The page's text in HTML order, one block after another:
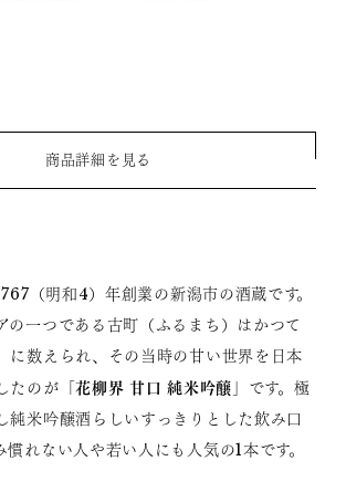
商品詳細を見る
（明和4）年創業の新潟市の酒蔵です。
の一つである古町（ふるまち）はかつて
に数えられ、その当時の甘い世界を日本
たのが「花柳界 甘口 純米吟醸 」です。極
純米吟醸酒らしいすっきりとした飲み口
慣れない人や若い人にも人気の1本です。